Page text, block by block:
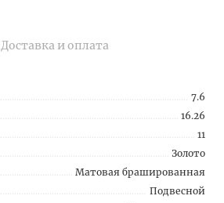
Доставка и оплата
7.6
16.26
11
Золото
Матовая брашированная
Подвесной